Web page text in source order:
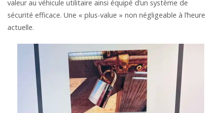
valeur au véhicule utilitaire ainsi équipé d’un système de
sécurité efficace. Une « plus-value » non négligeable à l’heure
actuelle.